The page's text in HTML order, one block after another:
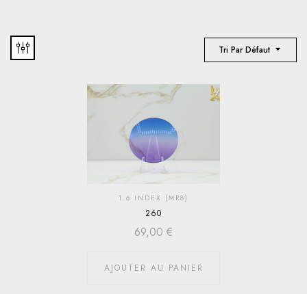
Tri Par Défaut
1.6 INDEX (MR8)
260
69,00 €
AJOUTER AU PANIER